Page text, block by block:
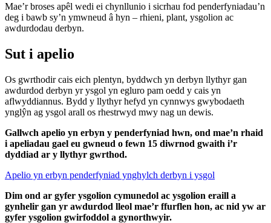
Mae’r broses apêl wedi ei chynllunio i sicrhau fod penderfyniadau’n
deg i bawb sy’n ymwneud â hyn – rhieni, plant, ysgolion ac
awdurdodau derbyn.
Sut i apelio
Os gwrthodir cais eich plentyn, byddwch yn derbyn llythyr gan
awdurdod derbyn yr ysgol yn egluro pam oedd y cais yn
aflwyddiannus. Bydd y llythyr hefyd yn cynnwys gwybodaeth
ynglŷn ag ysgol arall os rhestrwyd mwy nag un dewis.
Gallwch apelio yn erbyn y penderfyniad hwn, ond mae’n rhaid
i apeliadau gael eu gwneud o fewn 15 diwrnod gwaith i’r
dyddiad ar y llythyr gwrthod.
Apelio yn erbyn penderfyniad ynghylch derbyn i ysgol
Dim ond ar gyfer ysgolion cymunedol ac ysgolion eraill a
gynhelir gan yr awdurdod lleol mae’r ffurflen hon, ac nid yw ar
gyfer ysgolion gwirfoddol a gynorthwyir.